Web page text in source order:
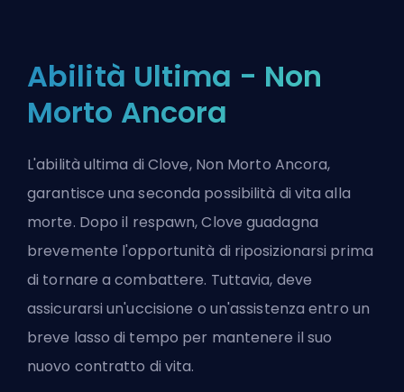
Abilità Ultima - Non
Morto Ancora
L'abilità ultima di Clove, Non Morto Ancora,
garantisce una seconda possibilità di vita alla
morte. Dopoil respawn, Clove guadagna
brevemente l'opportunità di riposizionarsi prima
di tornare a combattere. Tuttavia, deve
assicurarsi un'uccisione o un'assistenza entro un
breve lasso di tempo per mantenere il suo
nuovo contratto di vita.